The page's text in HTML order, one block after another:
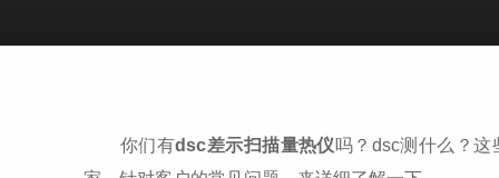
你们有dsc差示扫描量热仪 吗？dsc测什么？